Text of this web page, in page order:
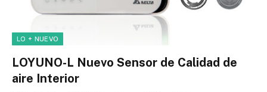
LO + NUEVO
LOYUNO-L Nuevo Sensor de Calidad de
aire Interior